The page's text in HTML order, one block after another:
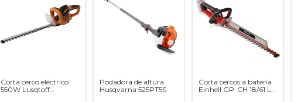
Corta cerco eléctrico
550W Lusqtoff
Podadora de altura
Husqvarna 525PT5S
Corta cercos a batería
Einhell GP-CH 18/61 Li